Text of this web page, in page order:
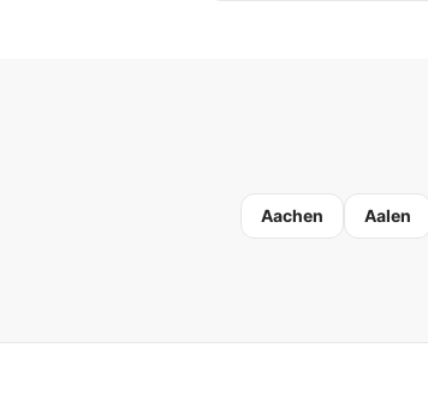
Aachen Aalen